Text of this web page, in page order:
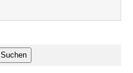
Suchen